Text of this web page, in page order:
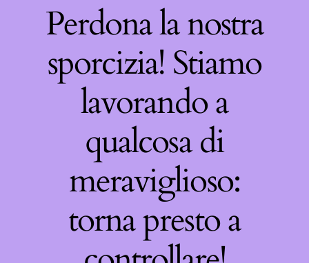
Perdona la nostra
sporcizia! Stiamo
lavorando a
qualcosa di
meraviglioso:
torna presto a